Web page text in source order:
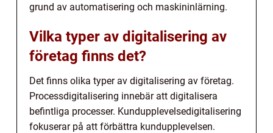
grund av automatisering och maskininlärning.
Vilka typer av digitalisering av
företag finns det?
Det finns olika typer av digitalisering av företag.
Processdigitalisering innebär att digitalisera
befintliga processer. Kundupplevelsedigitalisering
fokuserar på att förbättra kundupplevelsen.